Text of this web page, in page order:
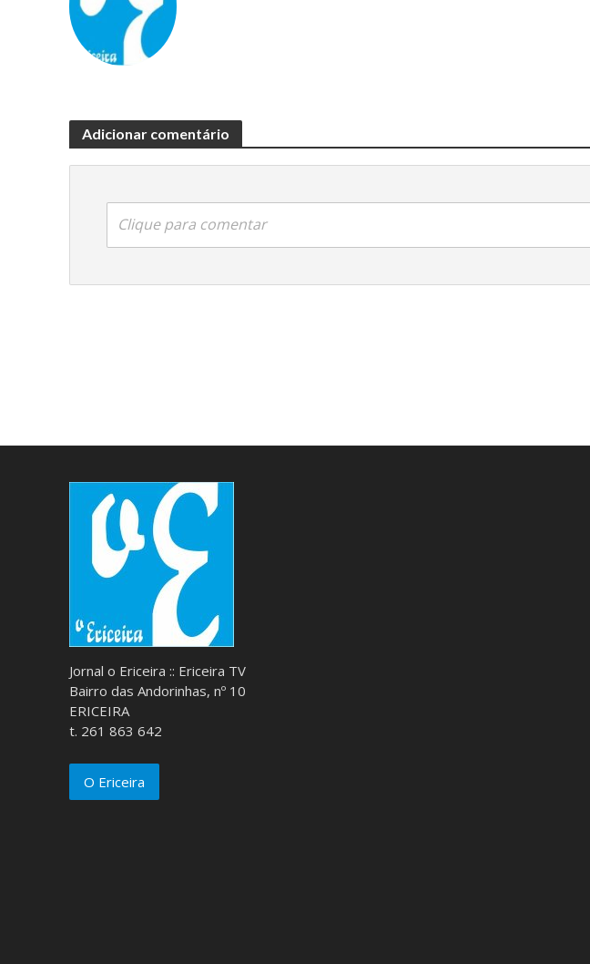
Adicionar comentário
Clique para comentar
Jornal o Ericeira :: Ericeira TV
Bairro das Andorinhas, nº 10
ERICEIRA
t. 261 863 642
O Ericeira